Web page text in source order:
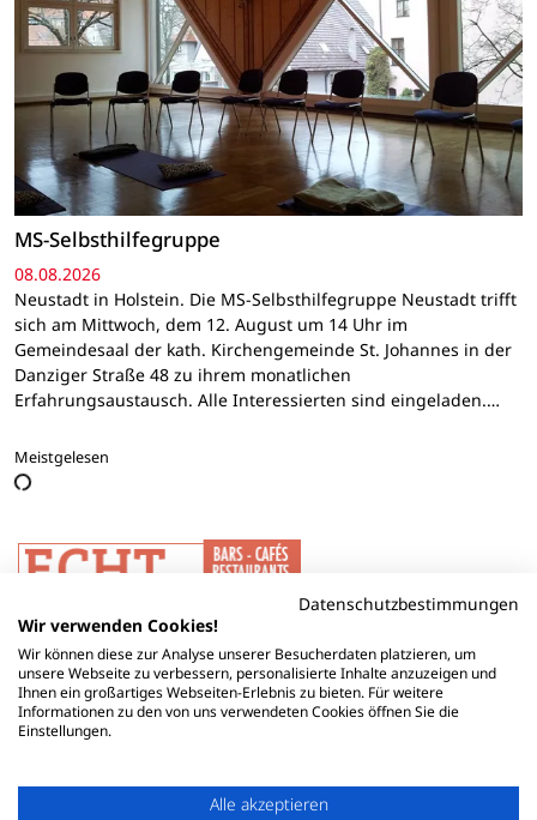
MS-Selbsthilfegruppe
08.08.2026
Neustadt in Holstein. Die MS-Selbsthilfegruppe Neustadt trifft
sich am Mittwoch, dem 12. August um 14 Uhr im
Gemeindesaal der kath. Kirchengemeinde St. Johannes in der
Danziger Straße 48 zu ihrem monatlichen
Erfahrungsaustausch. Alle Interessierten sind eingeladen.…
Meistgelesen
Datenschutzbestimmungen
Wir verwenden Cookies!
Wir können diese zur Analyse unserer Besucherdaten platzieren, um
unsere Webseite zu verbessern, personalisierte Inhalte anzuzeigen und
Ihnen ein großartiges Webseiten-Erlebnis zu bieten. Für weitere
Informationen zu den von uns verwendeten Cookies öffnen Sie die
Einstellungen.
Alle akzeptieren